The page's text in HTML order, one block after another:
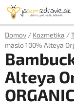
Prejsť
obsah
Domov / Kozmetika /
maslo 100% Alteya
Alteya
ORGANIC